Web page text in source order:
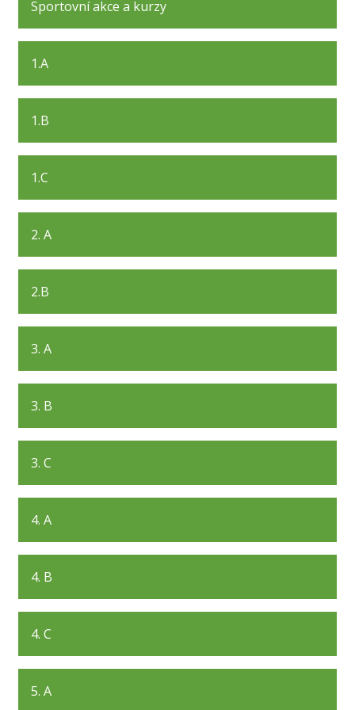
Sportovní akce a kurzy
1.A
1.B
1.C
2. A
2.B
3. A
3. B
3. C
4. A
4. B
4. C
5. A